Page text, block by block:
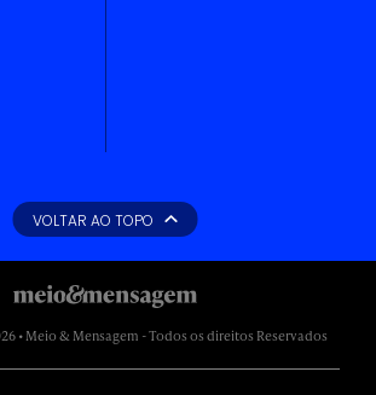
VOLTAR AO TOPO
• Meio & Mensagem - Todos os direitos Reservados